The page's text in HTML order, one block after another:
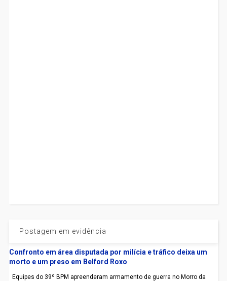
Postagem em evidência
Confronto em área disputada por milícia e tráfico deixa um
morto e um preso em Belford Roxo
Equipes do 39º BPM apreenderam armamento de guerra no Morro da